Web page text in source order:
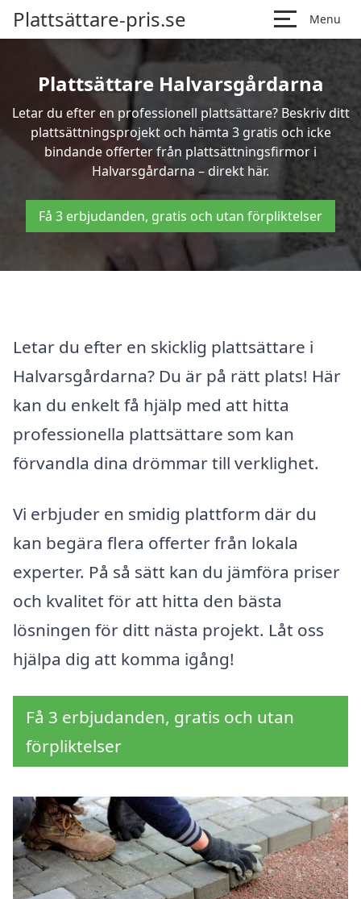
Plattsättare-pris.se Menu
Plattsättare Halvarsgårdarna
Letar du efter en professionell plattsättare? Beskriv ditt
plattsättningsprojekt och hämta 3 gratis och icke
bindande offerter från plattsättningsfirmor i
Halvarsgårdarna – direkt här.
Få 3 erbjudanden, gratis och utan förpliktelser
Letar du efter en skicklig plattsättare i
Halvarsgårdarna? Du är på rätt plats! Här
kan du enkelt få hjälp med att hitta
professionella plattsättare som kan
förvandla dina drömmar till verklighet.
Vi erbjuder en smidig plattform där du
kan begära flera offerter från lokala
experter. På så sätt kan du jämföra priser
och kvalitet för att hitta den bästa
lösningen för ditt nästa projekt. Låt oss
hjälpa dig att komma igång!
Få 3 erbjudanden, gratis och utan
förpliktelser